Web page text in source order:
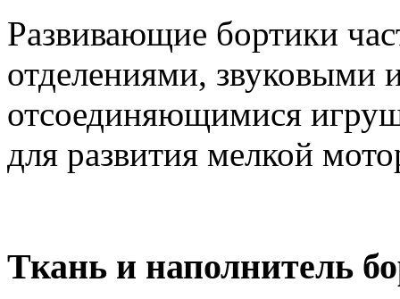
Развивающие бортики
отделениями, звуковыми
отсоединяющимися
для развития мелкой
Ткань и наполнитель